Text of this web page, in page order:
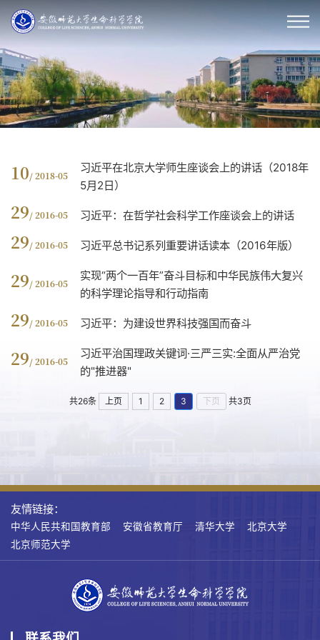
10/ 2018-05
习近平在北京大学师生座谈会上的讲话（2018年
5月2日）
29/ 2016-05 习近平：在哲学社会科学工作座谈会上的讲话
29/ 2016-05 习近平总书记系列重要讲话读本（2016年版）
29/ 2016-05
实现“两个一百年”奋斗目标和中华民族伟大复兴
的科学理论指导和行动指南
29/ 2016-05 习近平：为建设世界科技强国而奋斗
29/ 2016-05
习近平治国理政关键词·三严三实:全面从严治党
的"推进器"
共26条 上页 1 2 3 下页 共3页
友情链接：
中华人民共和国教育部 安徽省教育厅 清华大学
北京大学
北京师范大学